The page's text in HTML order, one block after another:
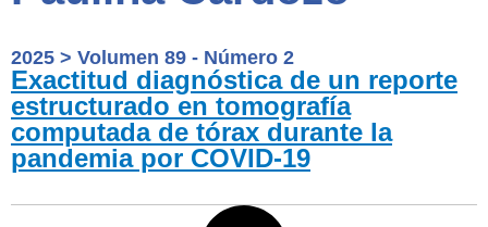
2025 > Volumen 89 - Número 2
Exactitud diagnóstica de un reporte
estructurado en tomografía
computada de tórax durante la
pandemia por COVID-19